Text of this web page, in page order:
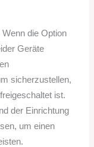
Wenn die Option
Geräte
sicherzustellen,
ist.
der Einrichtung
um einen